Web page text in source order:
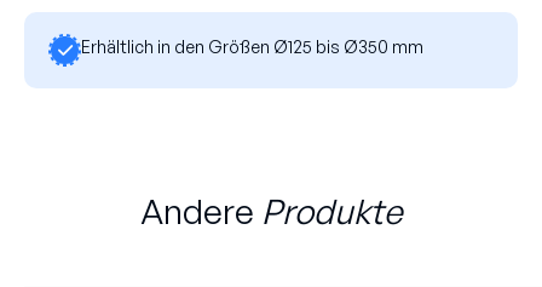
Erhältlich in den Größen Ø125 bis Ø350 mm
Andere Produkte